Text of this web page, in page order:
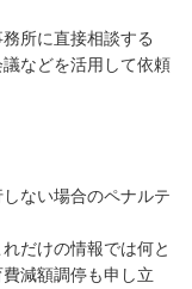
所に直接相談する
などを活用して依頼
ない場合のペナルテ
だけの情報では何と
減額調停も申し立